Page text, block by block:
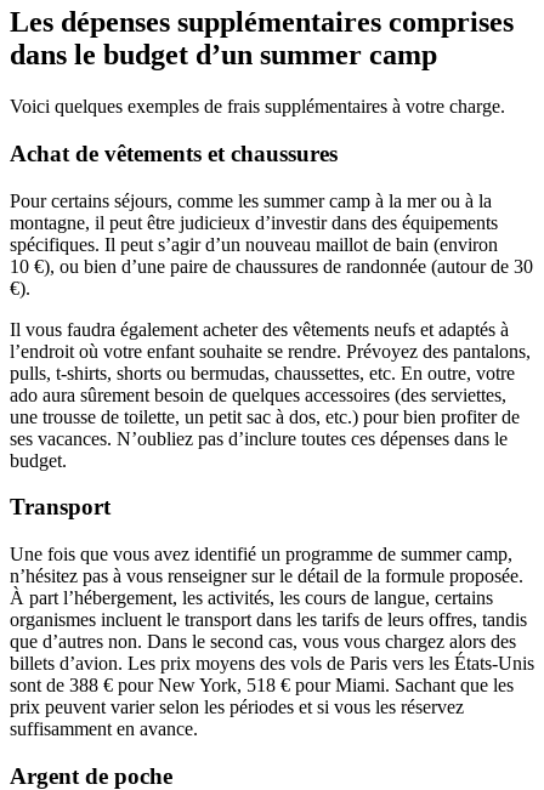
Les dépenses supplémentaires comprises
dans le budget d’un summer camp
Voici quelques exemples de frais supplémentaires à votre charge.
Achat de vêtements et chaussures
Pour certains séjours, comme les summer camp à la mer ou à la
montagne, il peut être judicieux d’investir dans des équipements
spécifiques. Il peut s’agir d’un nouveau maillot de bain (environ
10 €), ou bien d’une paire de chaussures de randonnée (autour de 30
€).
Il vous faudra également acheter des vêtements neufs et adaptés à
l’endroit où votre enfant souhaite se rendre. Prévoyez des pantalons,
pulls, t-shirts, shorts ou bermudas, chaussettes, etc. En outre, votre
ado aura sûrement besoin de quelques accessoires (des serviettes,
une trousse de toilette, un petit sac à dos, etc.) pour bien profiter de
ses vacances. N’oubliez pas d’inclure toutes ces dépenses dans le
budget.
Transport
Une fois que vous avez identifié un programme de summer camp,
n’hésitez pas à vous renseigner sur le détail de la formule proposée.
À part l’hébergement, les activités, les cours de langue, certains
organismes incluent le transport dans les tarifs de leurs offres, tandis
que d’autres non. Dans le second cas, vous vous chargez alors des
billets d’avion. Les prix moyens des vols de Paris vers les États-Unis
sont de 388 € pour New York, 518 € pour Miami. Sachant que les
prix peuvent varier selon les périodes et si vous les réservez
suffisamment en avance.
Argent de poche